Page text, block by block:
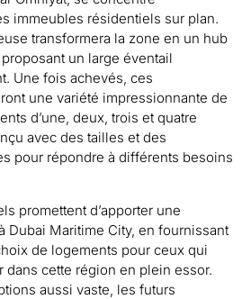
immeubles résidentiels sur plan.
transformera la zone en un hub
un large éventail
Une fois achevés, ces
une variété impressionnante de
d’une, deux, trois et quatre
avec des tailles et des
pour répondre à différents besoins
promettent d’apporter une
Dubai Maritime City, en fournissant
de logements pour ceux qui
dans cette région en plein essor.
aussi vaste, les futurs